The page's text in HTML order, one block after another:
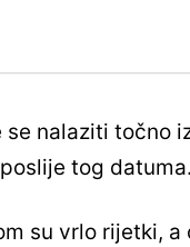
nalaziti točno
tog
su vrlo rijetki,